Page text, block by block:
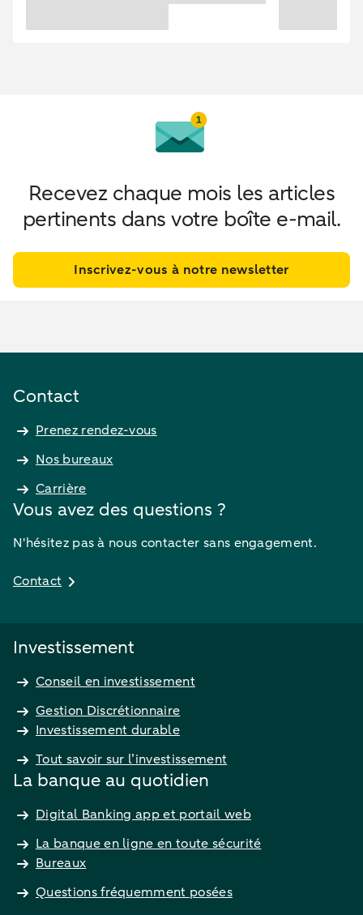
Recevez chaque mois les articles
pertinents dans votre boîte e-mail.
Inscrivez-vous à notre newsletter
Contact
Prenez rendez-vous
Nos bureaux
Carrière
Vous avez des questions ?
N'hésitez pas à nous contacter sans engagement.
Contact
Investissement
Conseil en investissement
Gestion Discrétionnaire
Investissement durable
Tout savoir sur l’investissement
La banque au quotidien
Digital Banking app et portail web
La banque en ligne en toute sécurité
Bureaux
Questions fréquemment posées